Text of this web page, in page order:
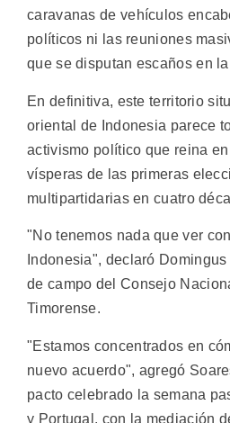
caravanas de vehículos
políticos ni las reuniones
que se disputan escaños en
En definitiva, este territorio
oriental de Indonesia parece
activismo político que reina
vísperas de las primeras
multipartidarias en cuatro
"No tenemos nada que ver
Indonesia", declaró
de campo del Consejo
Timorense.
"Estamos concentrados en
nuevo acuerdo", agregó
pacto celebrado la semana
y Portugal, con la mediación